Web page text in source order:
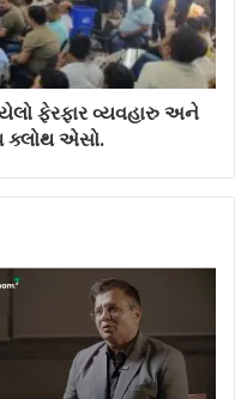
ફેરફાર વ્યવહારુ અને
ક્લોથ એસો.